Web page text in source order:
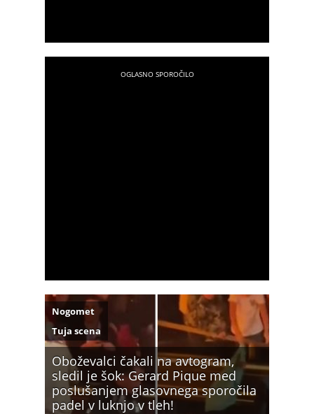
Oboževalci čakali na avtogram,
sledil je šok: Gerard Pique med
poslušanjem glasovnega sporočila
padel v luknjo v tleh!
Nogomet
Tuja scena